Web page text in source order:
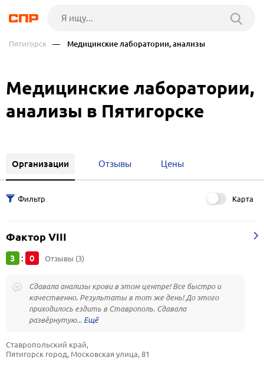
Пятигорск — Медицинские лаборатории, анализы
Медицинские лаборатории,
анализы в Пятигорске
Организации Отзывы Цены
Карта
Фактор VIII
3 : 0 Отзывы (3)
Сдавала анализы крови в этом центре! Все быстро и
качественно. Результаты в тот же день! До этого
приходилось ездить в Ставрополь. Сдавала
развёрнутую...
Ставропольский край,
Пятигорск город, Московская улица, 81